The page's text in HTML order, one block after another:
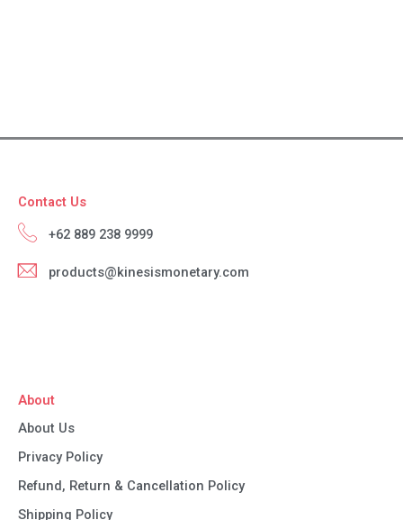
Contact Us
+62 889 238 9999
products@kinesismonetary.com
About
About Us
Privacy Policy
Refund, Return & Cancellation Policy
Shipping Policy